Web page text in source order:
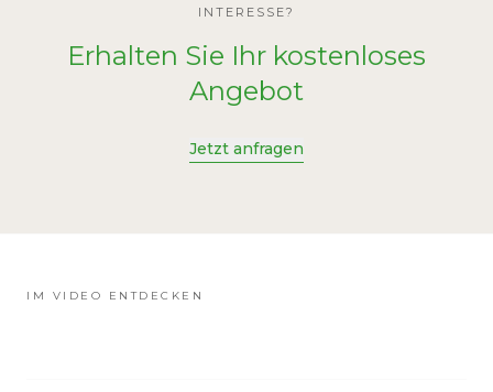
INTERESSE?
Erhalten Sie Ihr kostenloses
Angebot
Jetzt anfragen
IM VIDEO ENTDECKEN